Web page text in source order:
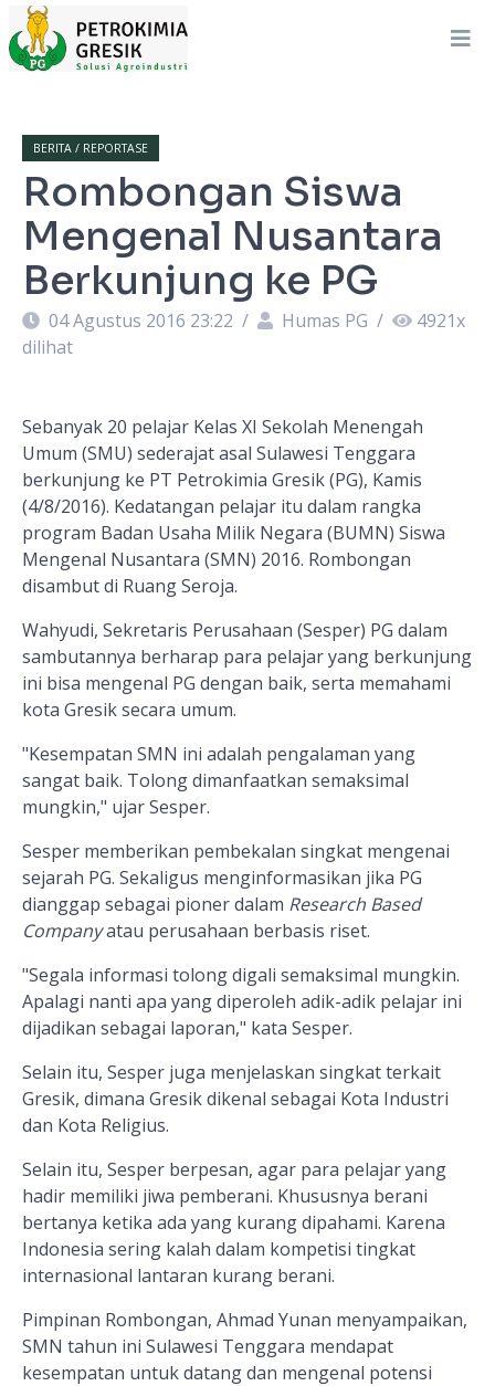
BERITA / REPORTASE
Rombongan Siswa
Mengenal Nusantara
Berkunjung ke PG
04 Agustus 2016 23:22 / Humas PG / 4921x
dilihat
Sebanyak 20 pelajar Kelas XI Sekolah Menengah
Umum (SMU) sederajat asal Sulawesi Tenggara
berkunjung ke PT Petrokimia Gresik (PG), Kamis
(4/8/2016). Kedatangan pelajar itu dalam rangka
program Badan Usaha Milik Negara (BUMN) Siswa
Mengenal Nusantara (SMN) 2016. Rombongan
disambut di Ruang Seroja.
Wahyudi, Sekretaris Perusahaan (Sesper) PG dalam
sambutannya berharap para pelajar yang berkunjung
ini bisa mengenal PG dengan baik, serta memahami
kota Gresik secara umum.
"Kesempatan SMN ini adalah pengalaman yang
sangat baik. Tolong dimanfaatkan semaksimal
mungkin," ujar Sesper.
Sesper memberikan pembekalan singkat mengenai
sejarah PG. Sekaligus menginformasikan jika PG
dianggap sebagai pioner dalam Research Based
Companyatau perusahaan berbasis riset.
"Segala informasi tolong digali semaksimal mungkin.
Apalagi nanti apa yang diperoleh adik-adik pelajar ini
dijadikan sebagai laporan," kata Sesper.
Selain itu, Sesper juga menjelaskan singkat terkait
Gresik, dimana Gresik dikenal sebagai Kota Industri
dan Kota Religius.
Selain itu, Sesper berpesan, agar para pelajar yang
hadir memiliki jiwa pemberani. Khususnya berani
bertanya ketika ada yang kurang dipahami. Karena
Indonesia sering kalah dalam kompetisi tingkat
internasional lantaran kurang berani.
Pimpinan Rombongan, Ahmad Yunan menyampaikan,
SMN tahun ini Sulawesi Tenggara mendapat
kesempatan untuk datang dan mengenal potensi